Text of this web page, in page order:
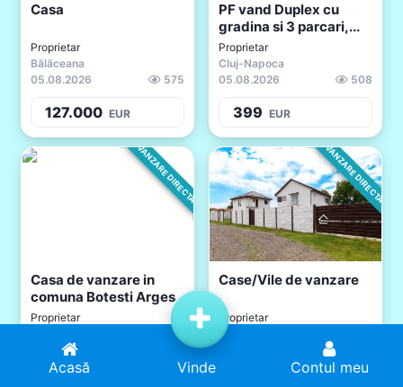
Casa
Proprietar
Bălăceana
05.08.2026
575
127.000 EUR
PF vand Duplex cu
gradina si 3 parcari,...
Proprietar
Cluj-Napoca
05.08.2026
508
399 EUR
VANZARE DIRECTA
Casa de vanzare in
comuna Botesti Arges
Proprietar
05.08.2026
VANZARE DIRECTA
Case/Vile de vanzare
Proprietar
Voluntari Găneasa
Acasă Adaugă Anunț Cont
Acasă Vinde Contul meu